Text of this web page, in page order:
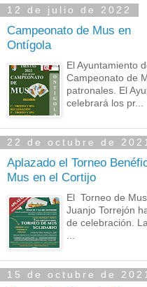
12 de julio de 2022
Campeonato de Mus en
Ontígola
El Ayuntamiento
Campeonato de
patronales. El
celebrará los pr...
22 de octubre de
Aplazado el Torneo
Mus en el Cortijo
El Torneo de
Juanjo Torrejón
de celebración.
15 de octubre de